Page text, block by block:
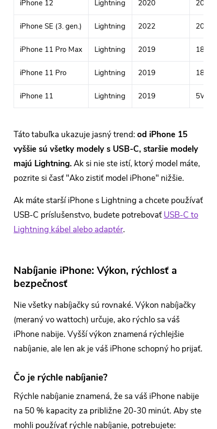
iPhone 12 Lightning 2020 20W
iPhone SE (3. gen.) Lightning 2022 20W
iPhone 11 Pro Max Lightning 2019 18W
iPhone 11 Pro Lightning 2019 18W
iPhone 11 Lightning 2019 5W
Táto tabuľka ukazuje jasný trend: od iPhone 15
vyššie sú všetky modely s USB-C, staršie modely
majú Lightning.Ak si nie ste istí, ktorý model máte,
pozrite si časť "Ako zistiť model iPhone" nižšie.
Ak máte starší iPhone s Lightning a chcete používať
USB-C príslušenstvo, budete potrebovať USB-C to
Lightning kábel alebo adaptér.
Nabíjanie iPhone: Výkon, rýchlosť a
bezpečnosť
Nie všetky nabíjačky sú rovnaké. Výkon nabíjačky
(meraný vo wattoch) určuje, ako rýchlo sa váš
iPhone nabije. Vyšší výkon znamená rýchlejšie
nabíjanie, ale len ak je váš iPhone schopný ho prijať.
Čo je rýchle nabíjanie?
Rýchle nabíjanie znamená, že sa váš iPhone nabije
na 50 % kapacity za približne 20-30 minút. Aby ste
mohli používať rýchle nabíjanie, potrebujete: